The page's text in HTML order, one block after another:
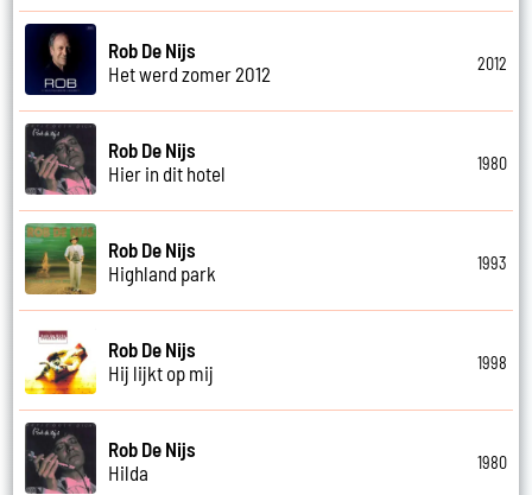
Rob De Nijs
Het werd zomer 2012
2012
Rob De Nijs
Hier in dit hotel
1980
Rob De Nijs
Highland park
1993
Rob De Nijs
Hij lijkt op mij
1998
Rob De Nijs
Hilda
1980